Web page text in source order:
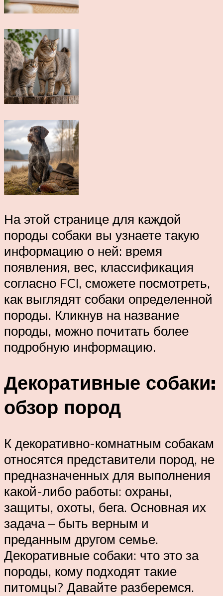
На этой странице для каждой
породы собаки вы узнаете такую
информацию о ней: время
появления, вес, классификация
согласно FCI, сможете посмотреть,
как выглядят собаки определенной
породы. Кликнув на название
породы, можно почитать более
подробную информацию.
Декоративные собаки:
обзор пород
К декоративно-комнатным собакам
относятся представители пород, не
предназначенных для выполнения
какой-либо работы: охраны,
защиты, охоты, бега. Основная их
задача – быть верным и
преданным другом семье.
Декоративные собаки: что это за
породы, кому подходят такие
питомцы? Давайте разберемся.